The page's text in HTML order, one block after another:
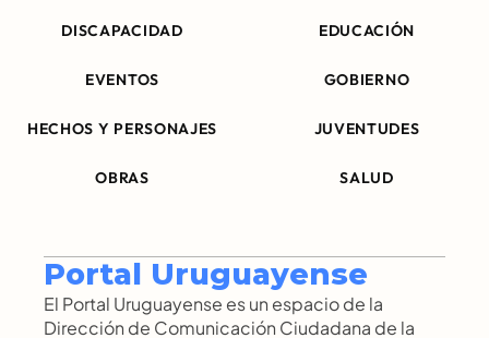
DISCAPACIDAD EDUCACIÓN
EVENTOS GOBIERNO
HECHOS Y PERSONAJES JUVENTUDES
OBRAS SALUD
Portal Uruguayense
El Portal Uruguayense es un espacio de la
Dirección de Comunicación Ciudadana de la